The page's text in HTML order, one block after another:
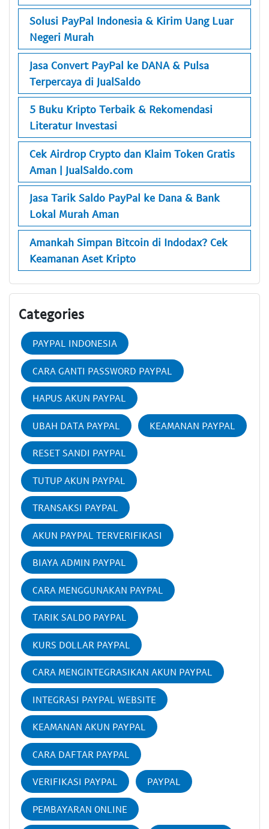
Solusi PayPal Indonesia & Kirim Uang Luar
Negeri Murah
Jasa Convert PayPal ke DANA & Pulsa
Terpercaya di JualSaldo
5 Buku Kripto Terbaik & Rekomendasi
Literatur Investasi
Cek Airdrop Crypto dan Klaim Token Gratis
Aman | JualSaldo.com
Jasa Tarik Saldo PayPal ke Dana & Bank
Lokal Murah Aman
Amankah Simpan Bitcoin di Indodax? Cek
Keamanan Aset Kripto
Categories
PAYPAL INDONESIA
CARA GANTI PASSWORD PAYPAL
HAPUS AKUN PAYPAL
UBAH DATA PAYPAL KEAMANAN PAYPAL
RESET SANDI PAYPAL
TUTUP AKUN PAYPAL
TRANSAKSI PAYPAL
AKUN PAYPAL TERVERIFIKASI
BIAYA ADMIN PAYPAL
CARA MENGGUNAKAN PAYPAL
TARIK SALDO PAYPAL
KURS DOLLAR PAYPAL
CARA MENGINTEGRASIKAN AKUN PAYPAL
INTEGRASI PAYPAL WEBSITE
KEAMANAN AKUN PAYPAL
CARA DAFTAR PAYPAL
VERIFIKASI PAYPAL PAYPAL
PEMBAYARAN ONLINE